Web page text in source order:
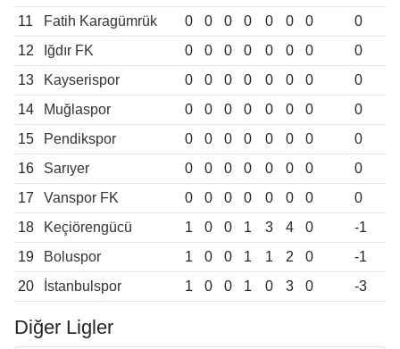
11
Fatih Karagümrük 0 0 0 0 0 0 0
0
12
Iğdır FK 0 0 0 0 0 0 0
0
13
Kayserispor 0 0 0 0 0 0 0
0
14
Muğlaspor 0 0 0 0 0 0 0
0
15
Pendikspor 0 0 0 0 0 0 0
0
16
Sarıyer 0 0 0 0 0 0 0
0
17
Vanspor FK 0 0 0 0 0 0 0
0
18
Keçiörengücü 1 0 0 1 3 4 0
-1
19
Boluspor 1 0 0 1 1 2 0
-1
20
İstanbulspor 1 0 0 1 0 3 0 -3
Diğer Ligler